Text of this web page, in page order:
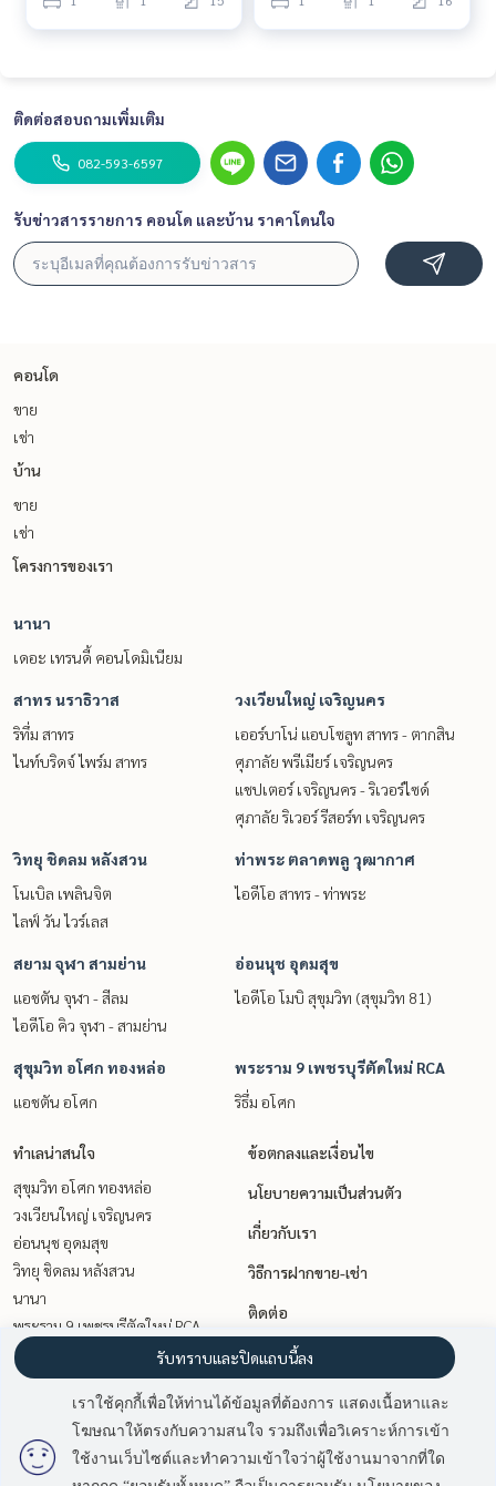
- Near the expressway entrance and exit points, both Stage
1 and Stage 2.
มี2คนกำลังดูประกาศนี้
ติดต่อสอบถามเพิ่มเติม
082-593-6597
รับข่าวสารรายการ คอนโด และบ้าน ราคาโดนใจ
คอนโด
ขาย
เช่า
บ้าน
ขาย
เช่า
โครงการของเรา
นานา
เดอะ เทรนดี้ คอนโดมิเนียม
สาทร นราธิวาส
ริทึ่ม สาทร
ไนท์บริดจ์ ไพร์ม สาทร
วงเวียนใหญ่ เจริญนคร
เออร์บาโน่ แอบโซลูท สาทร - ตากสิน
ศุภาลัย พรีเมียร์ เจริญนคร
แชปเตอร์ เจริญนคร - ริเวอร์ไซด์
ศุภาลัย ริเวอร์ รีสอร์ท เจริญนคร
วิทยุ ชิดลม หลังสวน
โนเบิล เพลินจิต
ไลฟ์ วัน ไวร์เลส
ท่าพระ ตลาดพลู วุฒากาศ
ไอดีโอ สาทร - ท่าพระ
สยาม จุฬา สามย่าน
แอชตัน จุฬา - สีลม
ไอดีโอ คิว จุฬา - สามย่าน
อ่อนนุช อุดมสุข
ไอดีโอ โมบิ สุขุมวิท (สุขุมวิท 81)
สุขุมวิท อโศก ทองหล่อ
แอชตัน อโศก
พระราม 9 เพชรบุรีตัดใหม่ RCA
ริธึ่ม อโศก
ทำเลน่าสนใจ
สุขุมวิท อโศก ทองหล่อ
วงเวียนใหญ่ เจริญนคร
อ่อนนุช อุดมสุข
วิทยุ ชิดลม หลังสวน
นานา
พระราม 9 เพชรบุรีตัดใหม่ RCA
ท่าพระ ตลาดพลู วุฒากาศ
สาทร นราธิวาส
เกษตรศาสตร์ รัชโยธิน
สยาม จุฬา สามย่าน
ข้อตกลงและเงื่อนไข
นโยบายความเป็นส่วนตัว
เกี่ยวกับเรา
วิธีการฝากขาย-เช่า
ติดต่อ
เราใช้คุกกี้เพื่อให้ท่านได้ข้อมูลที่ต้องการ แสดงเนื้อหาและ
โฆษณาให้ตรงกับความสนใจ รวมถึงเพื่อวิเคราะห์การเข้า
ใช้งานเว็บไซต์และทำความเข้าใจว่าผู้ใช้งานมาจากที่ใด
รับทราบและปิดแถบนี้ลง